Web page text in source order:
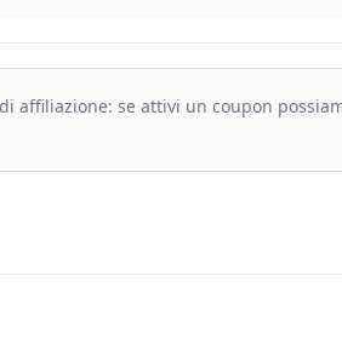
affiliazione: se attivi un coupon